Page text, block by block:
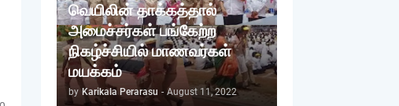
வெயிலின் தாக்கத்தால்
அமைச்சர்கள் பங்கேற்ற
நிகழ்ச்சியில் மாணவர்கள்
மயக்கம்
by Karikala Perarasu - August 11, 2022